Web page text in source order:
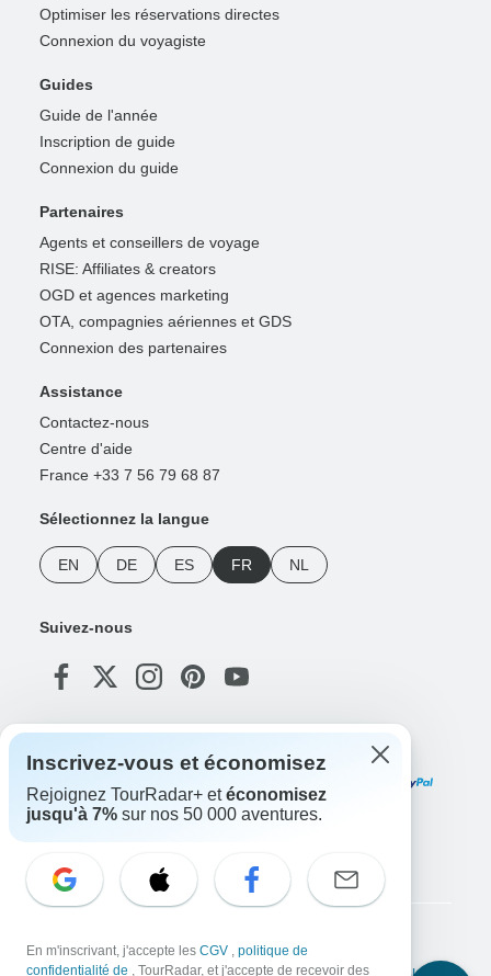
Optimiser les réservations directes
Connexion du voyagiste
Guides
Guide de l'année
Inscription de guide
Connexion du guide
Partenaires
Agents et conseillers de voyage
RISE: Affiliates & creators
OGD et agences marketing
OTA, compagnies aériennes et GDS
Connexion des partenaires
Assistance
Contactez-nous
Centre d'aide
France +33 7 56 79 68 87
Sélectionnez la langue
EN DE ES FR NL
Suivez-nous
Inscrivez-vous et économisez
Rejoignez TourRadar+ etéconomisez
jusqu'à 7% sur nos 50 000 aventures.
En m'inscrivant, j'accepte les CGV , politique de
confidentialité de , TourRadar, et j'accepte de recevoir des